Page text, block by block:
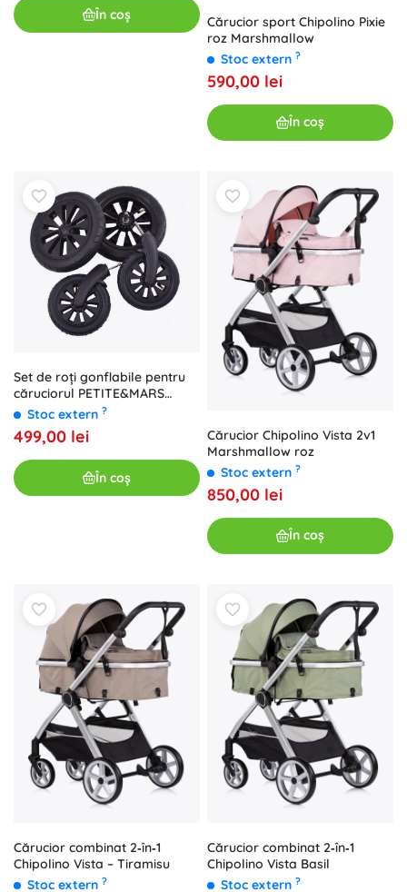
În coș
Cărucior sport Chipolino Pixie
roz Marshmallow
Stoc extern ?
590,00 lei
În coș
Set de roți gonflabile pentru
căruciorul PETITE&MARS
Street+
Stoc extern ?
499,00 lei
În coș
Cărucior Chipolino Vista 2v1
Marshmallow roz
Stoc extern ?
850,00 lei
În coș
Cărucior combinat 2‑în‑1
Chipolino Vista – Tiramisu
Stoc extern ?
Cărucior combinat 2‑în‑1
Chipolino Vista Basil
Stoc extern ?